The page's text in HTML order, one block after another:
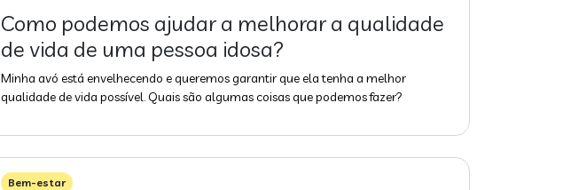
Como podemos ajudar a melhorar a qualidade
de vida de uma pessoa idosa?
Minha avó está envelhecendo e queremos garantir que ela tenha a melhor
qualidade de vida possível. Quais são algumas coisas que podemos fazer?
Bem-estar